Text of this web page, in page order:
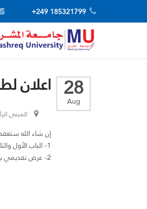
185321799 249+
28
Aug
اعلان
المبنى
إن شاء الله ستعقد المناقشة
1- الباب الأول والثاني مكتملين في ملف word.
2- عرض تقديمي يشمل ما تم إنجازه من المناقشة السابقة الي الآن.